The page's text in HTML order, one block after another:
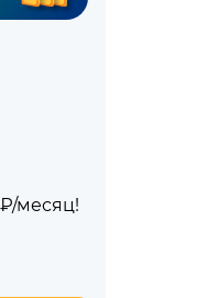
месяц!